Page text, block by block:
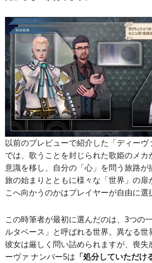
以前のプレビューで紹介した「ディーヴ
では、歌うことを封じられた歌姫のメカ
意識を移し、自分の「心」を問う旅路が
旅の始まりとともに様々な「世界」の扉
こへ向かうのかはプレイヤーが自由に選
この時筆者が最初に選んだのは、3つの
ルタベース」と呼ばれる世界。異なる世
彼女は厳しく問い詰められますが、喪失
ーヴァ ナンバー5は 「処分していただ